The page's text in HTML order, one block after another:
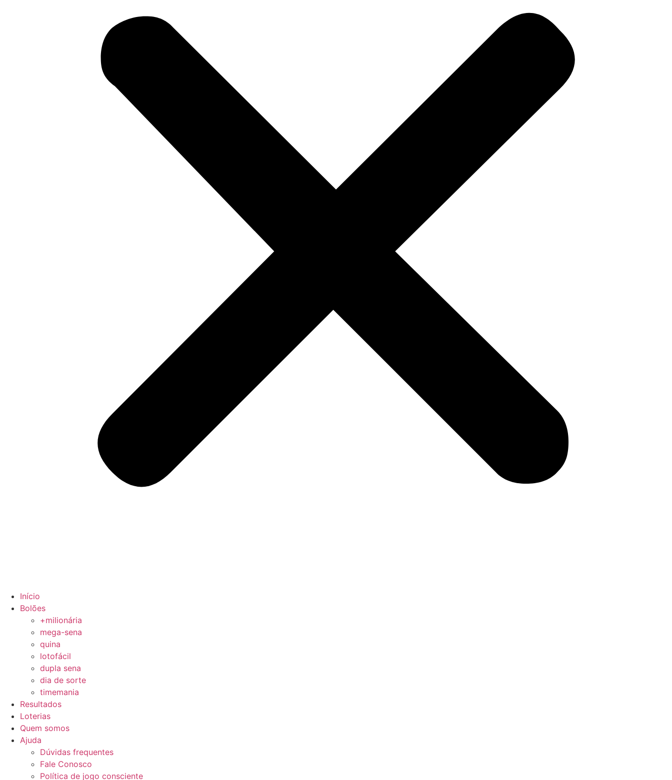
Início
Bolões
+milionária
mega-sena
quina
lotofácil
dupla sena
dia de sorte
timemania
Resultados
Loterias
Quem somos
Ajuda
Dúvidas frequentes
Fale Conosco
Política de jogo consciente